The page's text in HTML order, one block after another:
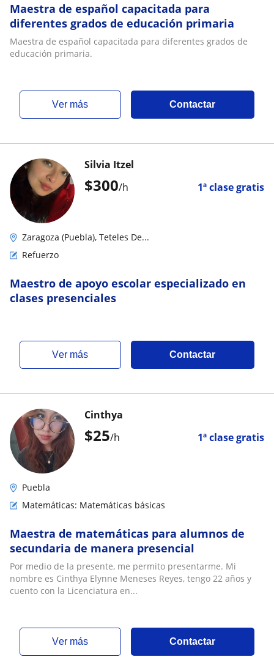
Maestra de español capacitada para
diferentes grados de educación primaria
Maestra de español capacitada para diferentes grados de
educación primaria.
ver más Contactar
$300/h 1ª clase gratis
Silvia Itzel
Zaragoza (Puebla), Teteles De...
Refuerzo
Maestro de apoyo escolar especializado en
clases presenciales
ver más Contactar
$25/h 1ª clase gratis
Cinthya
Puebla
Matemáticas: Matemáticas básicas
Maestra de matemáticas para alumnos de
secundaria de manera presencial
Por medio de la presente, me permito presentarme. Mi
nombre es Cinthya Elynne Meneses Reyes, tengo 22 años y
cuento con la Licenciatura en...
ver más Contactar